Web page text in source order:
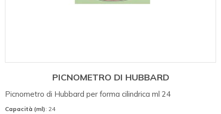
PICNOMETRO DI HUBBARD
Picnometro di Hubbard per forma cilindrica ml 24
Capacità (ml): 24